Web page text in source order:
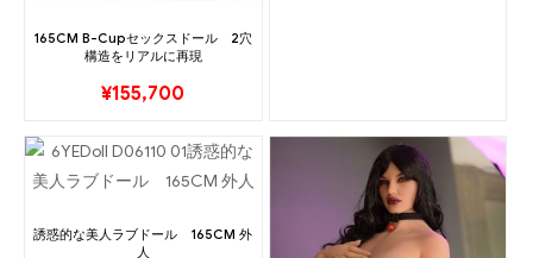
165CM B-Cupセックスドール 2穴
構造をリアルに再現
¥155,700
誘惑的な美人ラブドール 165CM 外
人